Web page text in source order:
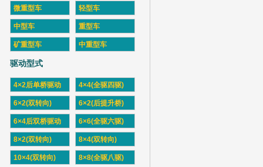
微重型车 轻型车
中型车 重型车
矿重型车 中重型车
驱动型式
4×2后单桥驱动 4×4(全驱四驱)
6×2(双转向) 6×2(后提升桥)
6×4后双桥驱动 6×6(全驱六驱)
8×2(双转向) 8×4(双转向)
10×4(双转向) 8×8(全驱八驱)